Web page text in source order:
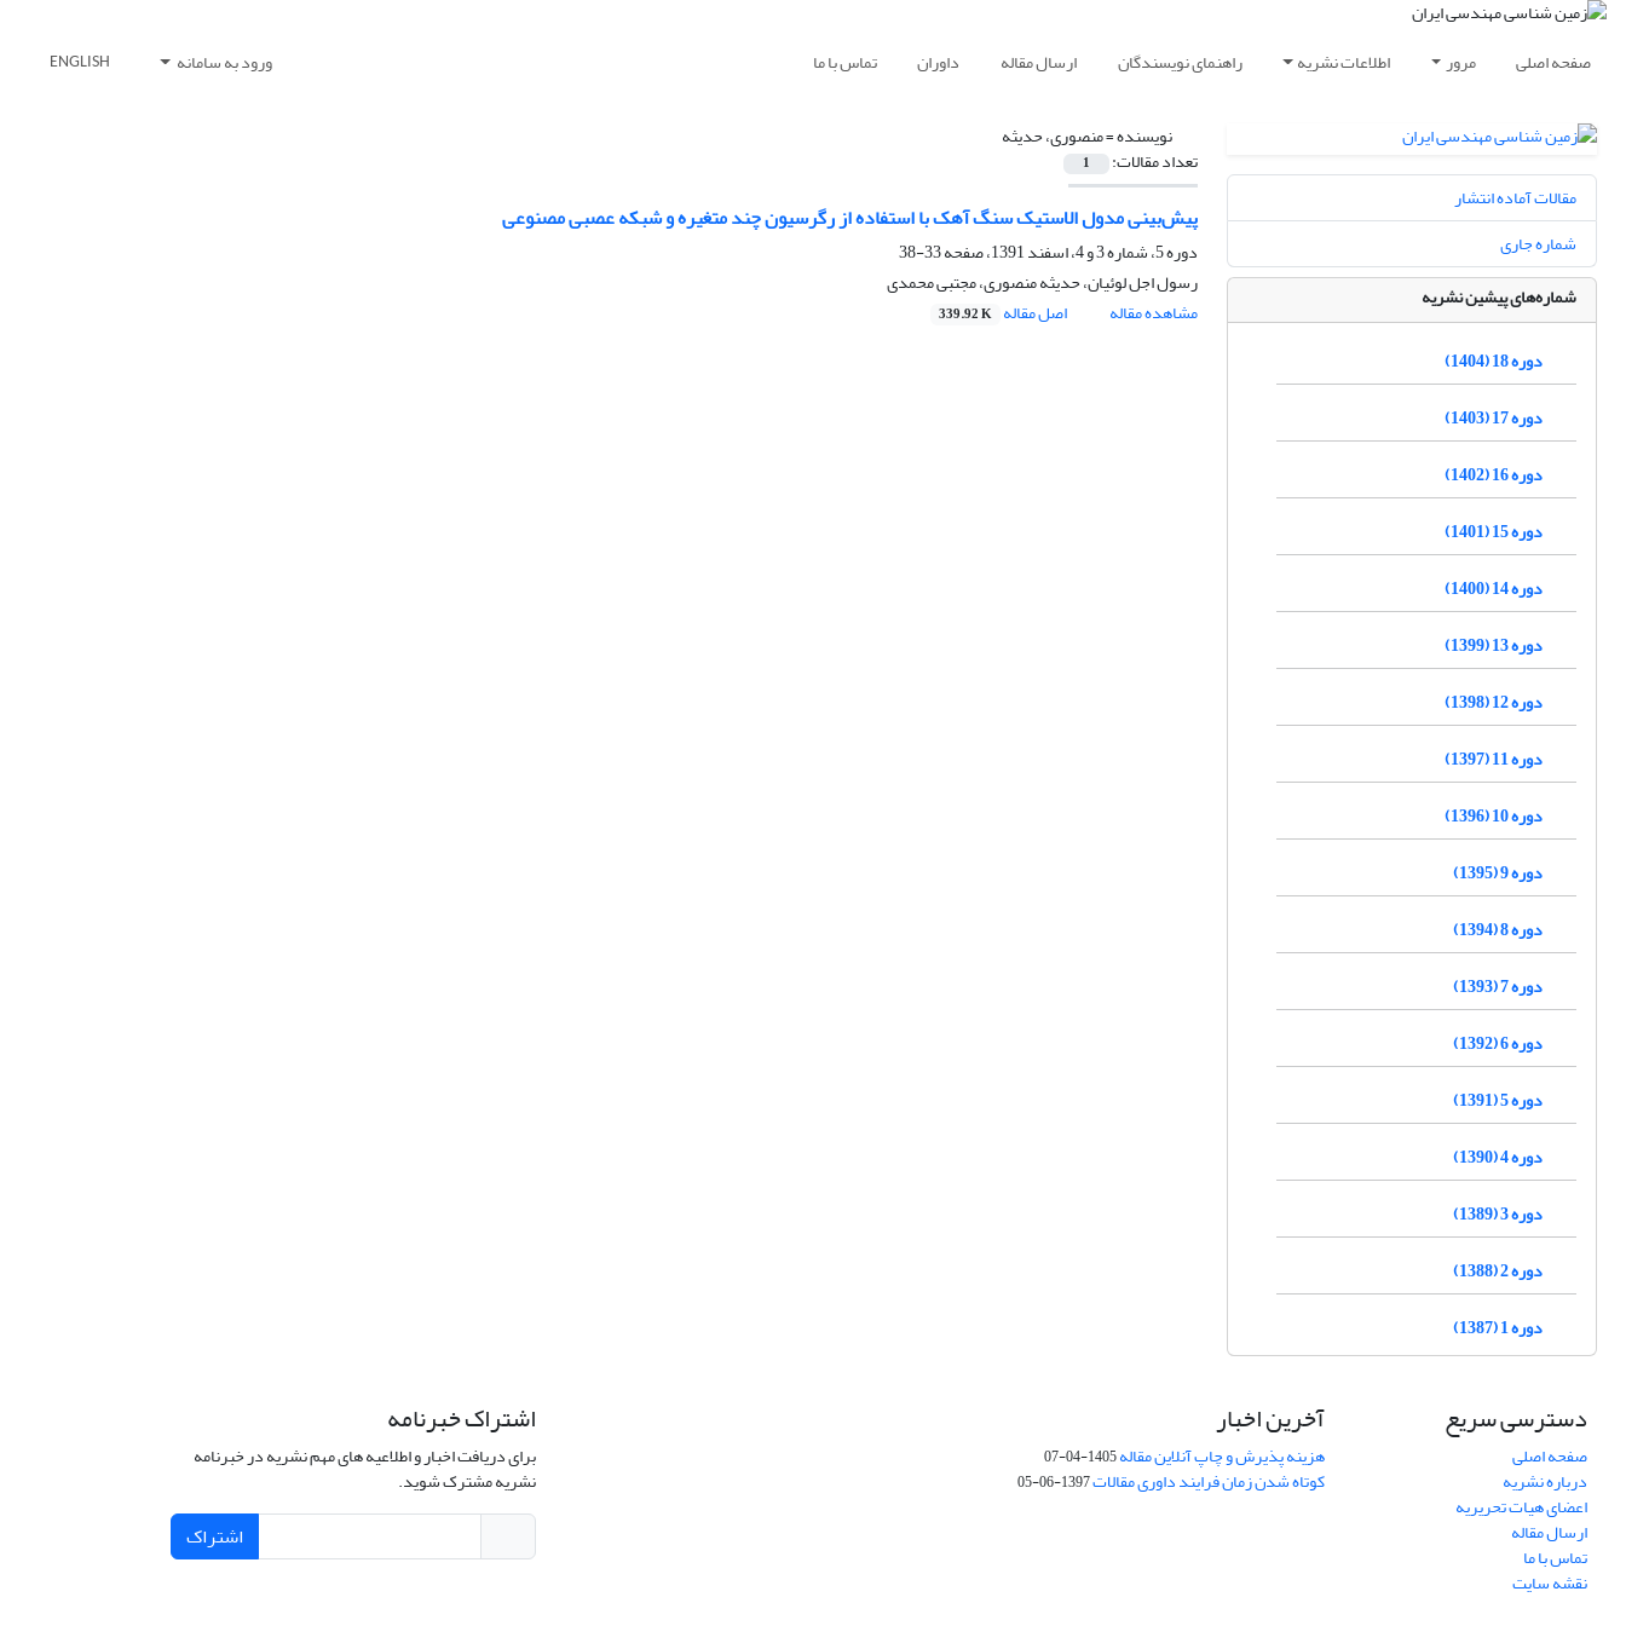
صفحه اصلی مرور اطلاعات نشریه راهنمای نویسندگان ارسال مقاله داوران تماس با ما ورود به سامانه ENGLISH
نویسنده =منصوری، حدیثه
تعداد مقالات: 1
پیش‌بینی مدول الاستیک سنگ آهک با استفاده از رگرسیون چند متغیره و شبکه عصبی مصنوعی
دوره 5، شماره 3 و 4، اسفند 1391، صفحه
33-38
رسول اجل لوئیان، حدیثه منصوری، مجتبی محمدی
مشاهده مقاله
اصل مقاله 339.92 K
مقالات آماده انتشار
شماره جاری
شماره‌های پیشین نشریه
دوره 18 (1404)
دوره 17 (1403)
دوره 16 (1402)
دوره 15 (1401)
دوره 14 (1400)
دوره 13 (1399)
دوره 12 (1398)
دوره 11 (1397)
دوره 10 (1396)
دوره 9 (1395)
دوره 8 (1394)
دوره 7 (1393)
دوره 6 (1392)
دوره 5 (1391)
دوره 4 (1390)
دوره 3 (1389)
دوره 2 (1388)
دوره 1 (1387)
دسترسی سریع
صفحه اصلی
درباره نشریه
اعضای هیات تحریریه
ارسال مقاله
تماس با ما
نقشه سایت
آخرین اخبار
هزینه پذیرش و چاپ آنلاین مقاله1405-04-07
کوتاه شدن زمان فرایند داوری مقالات1397-06-05
اشتراک خبرنامه
برای دریافت اخبار و اطلاعیه های مهم نشریه در خبرنامه
نشریه مشترک شوید.
اشتراک